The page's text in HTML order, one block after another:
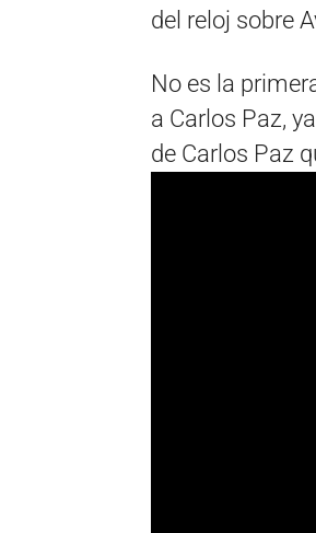
del reloj sobre
No es la
a Carlos Paz,
de Carlos Paz